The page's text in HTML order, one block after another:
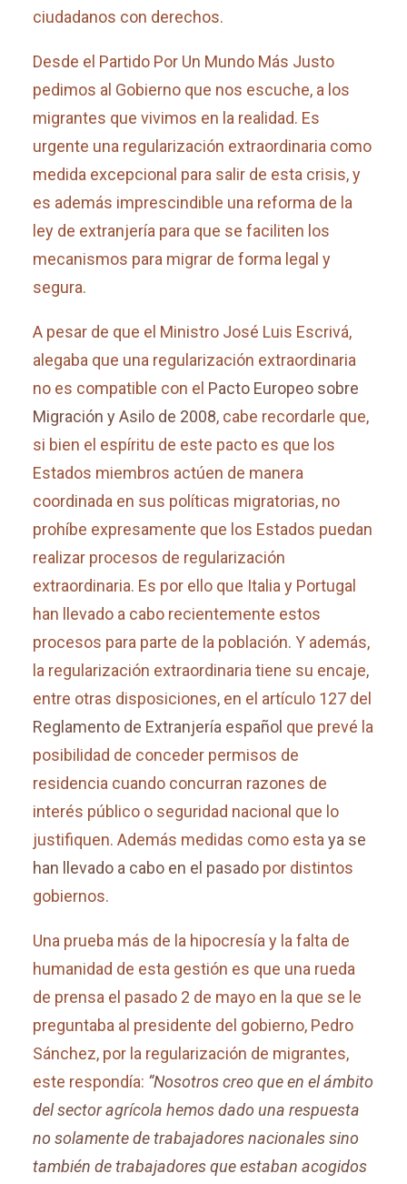
ciudadanos con derechos.
Desde el Partido Por Un Mundo Más Justo
pedimos al Gobierno que nos escuche, a los
migrantes que vivimos en la realidad. Es
urgente una regularización extraordinaria como
medida excepcional para salir de esta crisis, y
es además imprescindible una reforma de la
ley de extranjería para que se faciliten los
mecanismos para migrar de forma legal y
segura.
A pesar de que el Ministro José Luis Escrivá,
alegaba que una regularización extraordinaria
no es compatible con el Pacto Europeo sobre
Migración y Asilo de 2008, cabe recordarle que,
si bien el espíritu de este pacto es que los
Estados miembros actúen de manera
coordinada en sus políticas migratorias, no
prohíbe expresamente que los Estados puedan
realizar procesos de regularización
extraordinaria. Es por ello que Italia y Portugal
han llevado a cabo recientemente estos
procesos para parte de la población. Y además,
la regularización extraordinaria tiene su encaje,
entre otras disposiciones, en el artículo 127 del
Reglamento de Extranjería español que prevé la
posibilidad de conceder permisos de
residencia cuando concurran razones de
interés público o seguridad nacional que lo
justifiquen. Además medidas como esta ya se
han llevado a cabo en el pasado por distintos
gobiernos.
Una prueba más de la hipocresía y la falta de
humanidad de esta gestión es que una rueda
de prensa el pasado 2 de mayo en la que se le
preguntaba al presidente del gobierno, Pedro
Sánchez, por la regularización de migrantes,
este respondía: “Nosotros creo que en el ámbito
del sector agrícola hemos dado una respuesta
no solamente de trabajadores nacionales sino
también de trabajadores que estaban acogidos